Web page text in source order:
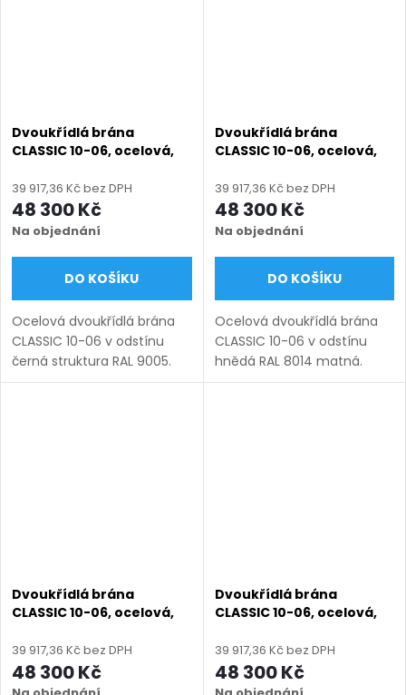
Dvoukřídlá brána
CLASSIC 10-06, ocelová,
(šířka 1200–6000 mm,
výška 1000–1950 mm),
černá struktura RAL 9005
39 917,36 Kč bez DPH
48 300 Kč
Na objednání
DO KOŠÍKU
Ocelová dvoukřídlá brána
CLASSIC 10-06 v odstínu
černá struktura RAL 9005.
Bezúdržbová ocel (žárový
Dvoukřídlá brána
CLASSIC 10-06, ocelová,
(šířka 1200–6000 mm,
výška 1000–1950 mm),
hnědá RAL 8014 matná
39 917,36 Kč bez DPH
48 300 Kč
Na objednání
DO KOŠÍKU
Ocelová dvoukřídlá brána
CLASSIC 10-06 v odstínu
hnědá RAL 8014 matná.
Bezúdržbová ocel (žárový
Dvoukřídlá brána
CLASSIC 10-06, ocelová,
(šířka 1200–6000 mm,
výška 1000–1950 mm),
hnědá RAL 8019 matná
39 917,36 Kč bez DPH
48 300 Kč
Dvoukřídlá brána
CLASSIC 10-06, ocelová,
(šířka 1200–6000 mm,
výška 1000–1950 mm),
modrá 5010 matná
39 917,36 Kč bez DPH
48 300 Kč